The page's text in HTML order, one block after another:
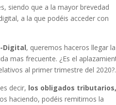
siendo que a la mayor brevedad
a la que podéis acceder con
Digital, queremos haceros llegar la
mas frecuente. ¿Es el
al primer trimestre del
decir, los obligados
haciendo, podéis remitirnos la